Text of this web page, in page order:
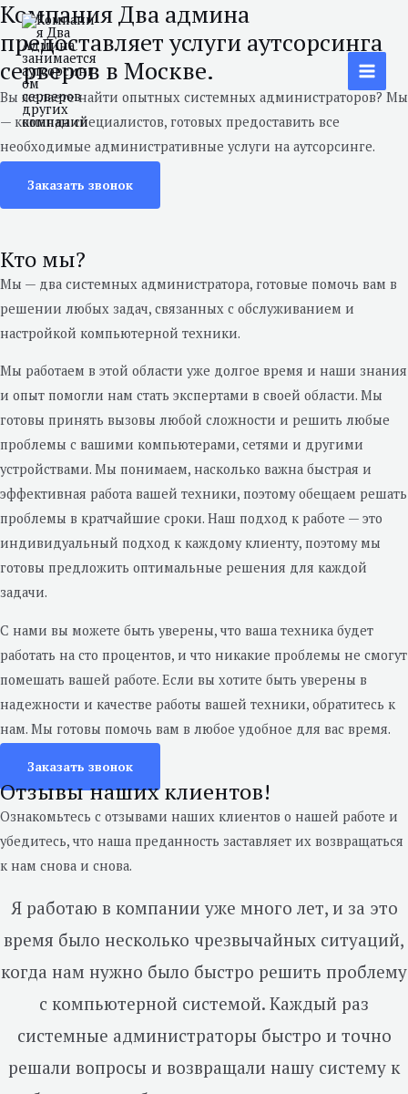
Перейти
к
содержимому
Menu
Компания Два админа
предоставляет услуги аутсорсинга
серверов в Москве.
Вы желаете найти опытных системных администраторов? Мы
— команда специалистов, готовых предоставить все
необходимые административные услуги на аутсорсинге.
Заказать звонок
Кто мы?
Мы — два системных администратора, готовые помочь вам в
решении любых задач, связанных с обслуживанием и
настройкой компьютерной техники.
Мы работаем в этой области уже долгое время и наши знания
и опыт помогли нам стать экспертами в своей области. Мы
готовы принять вызовы любой сложности и решить любые
проблемы с вашими компьютерами, сетями и другими
устройствами. Мы понимаем, насколько важна быстрая и
эффективная работа вашей техники, поэтому обещаем решать
проблемы в кратчайшие сроки. Наш подход к работе — это
индивидуальный подход к каждому клиенту, поэтому мы
готовы предложить оптимальные решения для каждой
задачи.
С нами вы можете быть уверены, что ваша техника будет
работать на сто процентов, и что никакие проблемы не смогут
помешать вашей работе. Если вы хотите быть уверены в
надежности и качестве работы вашей техники, обратитесь к
нам. Мы готовы помочь вам в любое удобное для вас время.
Заказать звонок
Отзывы наших клиентов!
Ознакомьтесь с отзывами наших клиентов о нашей работе и
убедитесь, что наша преданность заставляет их возвращаться
к нам снова и снова.
Я работаю в компании уже много лет, и за это
время было несколько чрезвычайных ситуаций,
когда нам нужно было быстро решить проблему
с компьютерной системой. Каждый раз
системные администраторы быстро и точно
решали вопросы и возвращали нашу систему к